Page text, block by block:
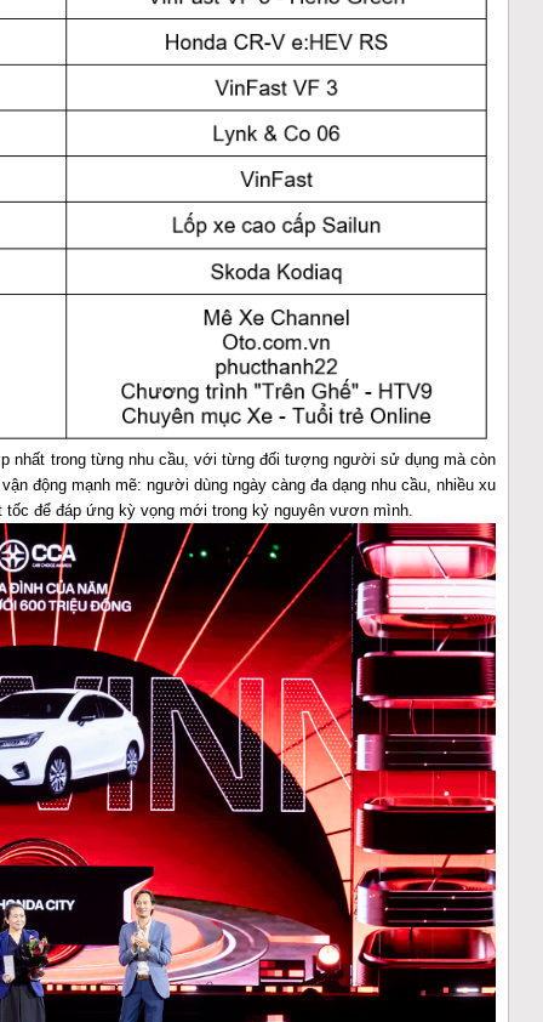
nhất trong từng nhu cầu, với từng đối tượng người sử dụng mà còn
động mạnh mẽ: người dùng ngày càng đa dạng nhu cầu, nhiều xu
để đáp ứng kỳ vọng mới trong kỷ nguyên vươn mình.